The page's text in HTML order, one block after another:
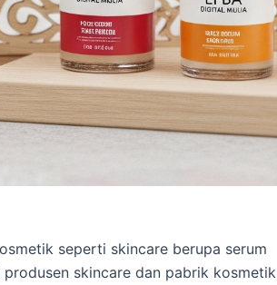
seperti skincare berupa serum
skincare dan pabrik kosmetik